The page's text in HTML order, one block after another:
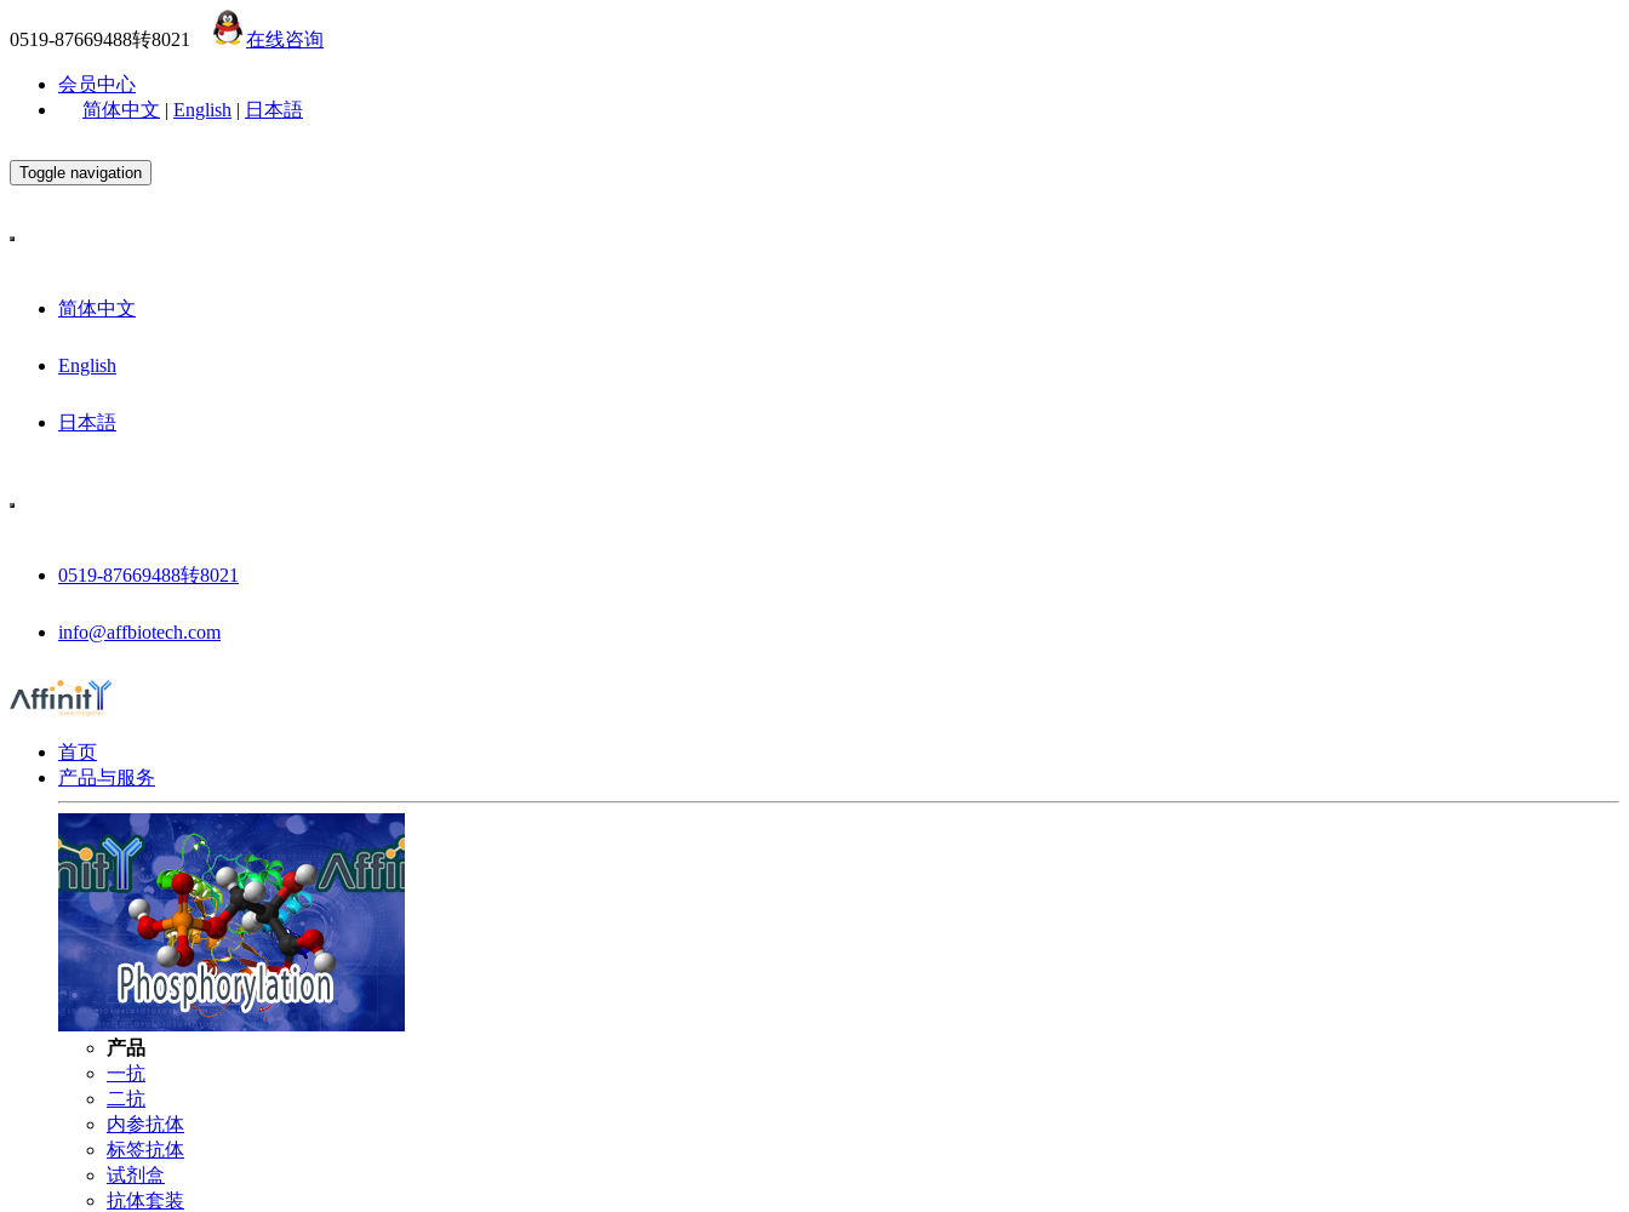
0519-87669488转8021 在线咨询
会员中心
简体中文 | English | 日本語
Toggle navigation
简体中文
English
日本語
0519-87669488转8021
info@affbiotech.com
首页
产品与服务
产品
一抗
二抗
内参抗体
标签抗体
试剂盒
抗体套装